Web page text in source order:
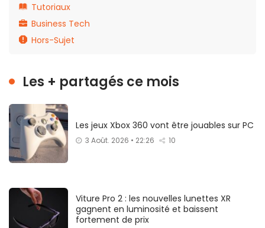
Tutoriaux
Business Tech
Hors-Sujet
Les + partagés ce mois
Les jeux Xbox 360 vont être jouables sur PC
3 Août. 2026 • 22:26 10
Viture Pro 2 : les nouvelles lunettes XR
gagnent en luminosité et baissent
fortement de prix